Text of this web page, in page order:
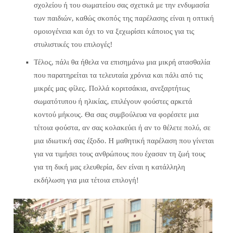
σχολείου ή του σωματείου σας σχετικά με την ενδυμασία
των παιδιών, καθώς σκοπός της παρέλασης είναι η οπτική
ομοιογένεια και όχι το να ξεχωρίσει κάποιος για τις
στυλιστικές του επιλογές!
Τέλος, πάλι θα ήθελα να επισημάνω μια μικρή ατασθαλία
που παρατηρείται τα τελευταία χρόνια και πάλι από τις
μικρές μας φίλες. Πολλά κοριτσάκια, ανεξαρτήτως
σωματότυπου ή ηλικίας, επιλέγουν φούστες αρκετά
κοντού μήκους. Θα σας συμβούλευα να φορέσετε μια
τέτοια φούστα, αν σας κολακεύει ή αν το θέλετε πολύ, σε
μια ιδιωτική σας έξοδο. Η μαθητική παρέλαση που γίνεται
για να τιμήσει τους ανθρώπους που έχασαν τη ζωή τους
για τη δική μας ελευθερία, δεν είναι η κατάλληλη
εκδήλωση για μια τέτοια επιλογή!